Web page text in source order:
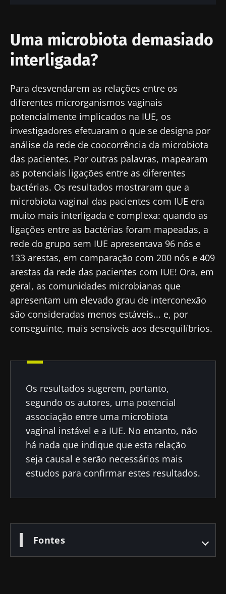
Uma microbiota demasiado
interligada?
Para desvendarem as relações entre os
diferentes microrganismos vaginais
potencialmente implicados na IUE, os
investigadores efetuaram o que se designa por
análise da rede de coocorrência da microbiota
das pacientes. Por outras palavras, mapearam
as potenciais ligações entre as diferentes
bactérias. Os resultados mostraram que a
microbiota vaginal das pacientes com IUE era
muito mais interligada e complexa: quando as
ligações entre as bactérias foram mapeadas, a
rede do grupo sem IUE apresentava 96 nós e
133 arestas, em comparação com 200 nós e 409
arestas da rede das pacientes com IUE! Ora, em
geral, as comunidades microbianas que
apresentam um elevado grau de interconexão
são consideradas menos estáveis... e, por
conseguinte, mais sensíveis aos desequilíbrios.
Os resultados sugerem, portanto,
segundo os autores, uma potencial
associação entre uma microbiota
vaginal instável e a IUE. No entanto, não
há nada que indique que esta relação
seja causal e serão necessários mais
estudos para confirmar estes resultados.
Fontes
deixar nosso site
Ser redirecionado
Ficar no site do Biocodex Microbiota Institute
Gostaria de me inscrever para receber mais
informações sobre a Biocodex
Eu li e aceito ascondições gerais de utilização
e apolítica de privacidadedo Biocodex
Microbiota Institute.
* Campo obrigatório
BMI 20-35
* Campo obrigatório
BMI 20-35
Descubra
O impacto
das
microbiotas
na saúde
reprodutiva
Ler o artigo
Microbiota
intratumoral
do cancro
colorretal: um
indicador
prognóstico
independente?
Ler o artigo
Uma
intestinal
que
aumenta a
muscular
Ler o